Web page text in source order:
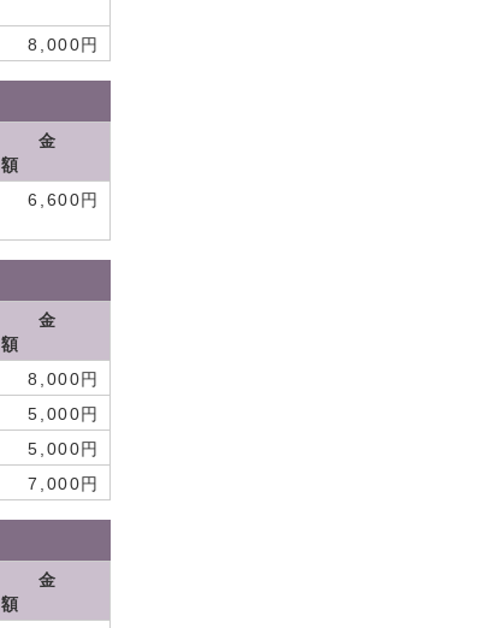
8,000円
金
額
6,600円
金
額
8,000円
5,000円
5,000円
7,000円
金
額